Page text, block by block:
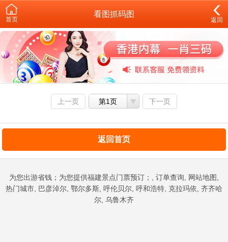
首页
看图抓码图
返回
上一页 第1页 下一页
返回首页
为您出游省钱；为您提供福建景点门票预订；, 订单查询, 网站地图,
热门城市, 巴彦淖尔, 鄂尔多斯, 呼伦贝尔, 呼和浩特, 克拉玛依, 齐齐哈
尔, 乌鲁木齐